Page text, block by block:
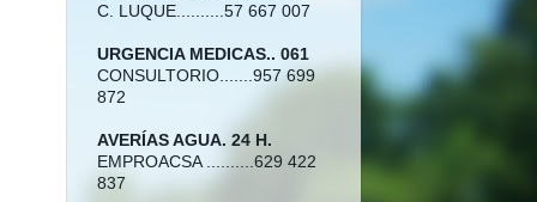
C. LUQUE..........57 667 007
URGENCIA MEDICAS.. 061
CONSULTORIO.......957 699
872
AVERÍAS AGUA. 24 H.
EMPROACSA ..........629 422
837